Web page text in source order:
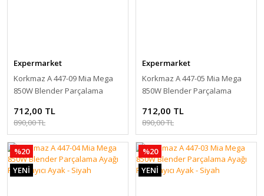
Expermarket
Korkmaz A 447-09 Mia Mega
850W Blender Parçalama
712,00 TL
890,00 TL
Expermarket
Korkmaz A 447-05 Mia Mega
850W Blender Parçalama
712,00 TL
890,00 TL
%20
YENİ
%20
YENİ